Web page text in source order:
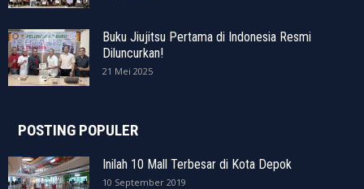
Buku Jiujitsu Pertama di Indonesia Resmi
Diluncurkan!
21 Mei 2025
POSTING POPULER
Inilah 10 Mall Terbesar di Kota Depok
10 September 2019